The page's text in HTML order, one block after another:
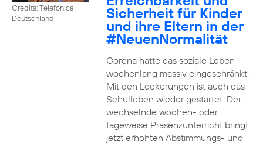
Credits: Telefónica
Deutschland
Sicherheit für Kinder
und ihre Eltern in der
#NeuenNormalität
Corona hatte das soziale Leben
wochenlang massiv eingeschränkt.
Mit den Lockerungen ist auch das
Schulleben wieder gestartet. Der
wechselnde wochen- oder
tageweise Präsenzunterricht bringt
jetzt erhöhten Abstimmungs- und